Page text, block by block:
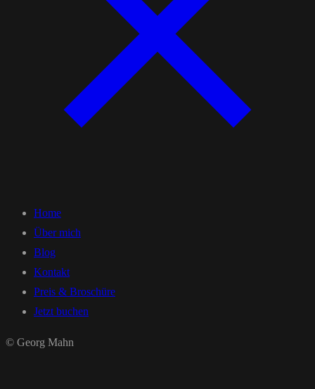
Home
Über mich
Blog
Kontakt
Preis & Broschüre
Jetzt buchen
© Georg Mahn